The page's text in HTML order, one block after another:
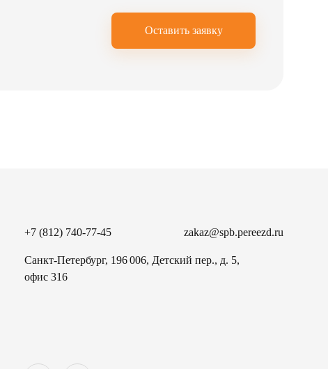
Оставить заявку
+7 (812) 740-77-45 zakaz@spb.pereezd.ru
Санкт-Петербург, 196 006, Детский пер., д. 5,
офис 316